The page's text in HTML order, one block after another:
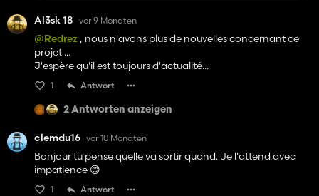
Al3sk 18 vor 9 Monaten
@Redrez , nous n'avons plus de nouvelles concernant ce
projet ...
J'espère qu'il est toujours d'actualité...
1 Antwort
2 Antworten anzeigen
clemdu16 vor 10 Monaten
Bonjour tu pense quelle va sortir quand. Je l'attend avec
impatience 😊
1 Antwort